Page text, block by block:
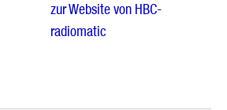
zur Website von HBC-
radiomatic